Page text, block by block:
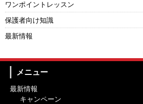
ワンポイントレッスン
保護者向け知識
最新情報
メニュー
最新情報
キャンペーン